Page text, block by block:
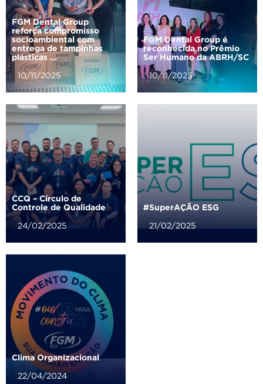
FGM Dental Group
reforça compromisso
socioambiental com
entrega de tampinhas
plásticas ...
10/11/2025
FGM Dental Group é
reconhecida no Prêmio
Ser Humano da ABRH/SC
10/11/2025
CCQ – Círculo de
Controle de Qualidade
24/02/2025
#SuperAÇÃO ESG
21/02/2025
Clima Organizacional
22/04/2024